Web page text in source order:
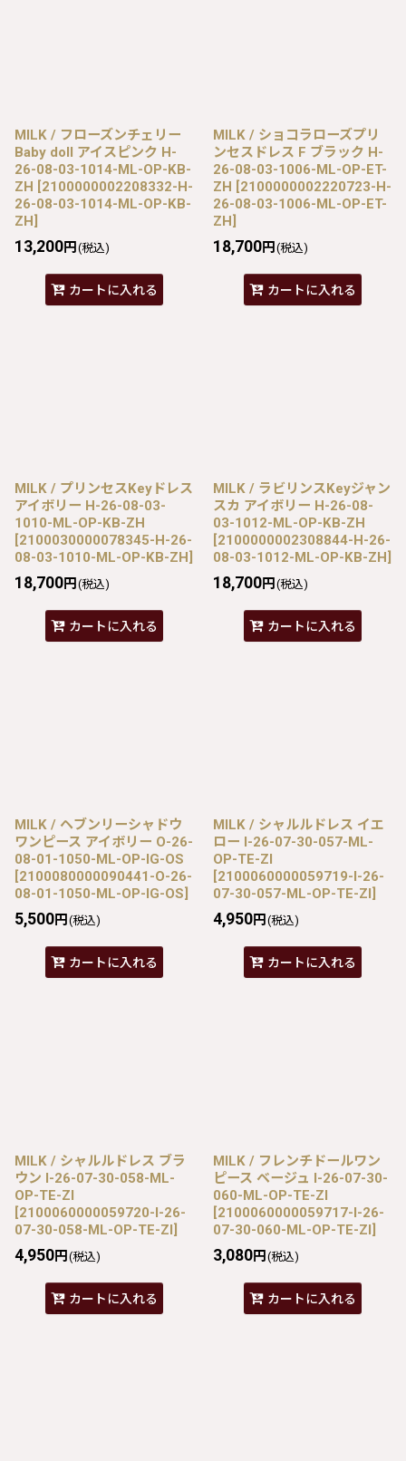
MILK / フローズンチェリー
Baby doll アイスピンク H-
26-08-03-1014-ML-OP-KB-
ZH [2100000002208332-H-
26-08-03-1014-ML-OP-KB-
ZH]
13,200円 (税込)
カートに入れる
MILK / ショコラローズプリ
ンセスドレス F ブラック H-
26-08-03-1006-ML-OP-ET-
ZH [2100000002220723-H-
26-08-03-1006-ML-OP-ET-
ZH]
18,700円 (税込)
カートに入れる
MILK / プリンセスKeyドレス
アイボリー H-26-08-03-
1010-ML-OP-KB-ZH
[2100030000078345-H-26-
08-03-1010-ML-OP-KB-ZH]
18,700円 (税込)
カートに入れる
MILK / ラビリンスKeyジャン
スカ アイボリー H-26-08-
03-1012-ML-OP-KB-ZH
[2100000002308844-H-26-
08-03-1012-ML-OP-KB-ZH]
18,700円 (税込)
カートに入れる
MILK / ヘブンリーシャドウ
ワンピース アイボリー O-26-
08-01-1050-ML-OP-IG-OS
[2100080000090441-O-26-
08-01-1050-ML-OP-IG-OS]
5,500円 (税込)
カートに入れる
MILK / シャルルドレス イエ
ロー I-26-07-30-057-ML-
OP-TE-ZI
[2100060000059719-I-26-
07-30-057-ML-OP-TE-ZI]
4,950円 (税込)
カートに入れる
MILK / シャルルドレス ブラ
ウン I-26-07-30-058-ML-
OP-TE-ZI
[2100060000059720-I-26-
07-30-058-ML-OP-TE-ZI]
4,950円 (税込)
カートに入れる
MILK / フレンチドールワン
ピース ベージュ I-26-07-30-
060-ML-OP-TE-ZI
[2100060000059717-I-26-
07-30-060-ML-OP-TE-ZI]
3,080円 (税込)
カートに入れる